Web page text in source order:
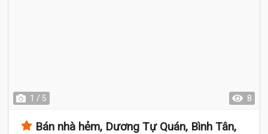
1 / 5 8
Bán nhà hẻm, Dương Tự Quán, Bình Tân,